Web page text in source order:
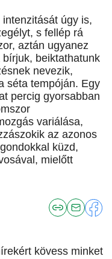
úgy is,
s fellép rá
aztán ugyanez
beiktathatunk
nevezik,
séta tempóján. Egy
percig gyorsabban
variálása,
az azonos
küzd,
mielőtt
kövess minket